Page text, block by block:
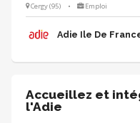
Cergy (95) • Emploi
Adie Ile De
Accueillez et
l'Adie